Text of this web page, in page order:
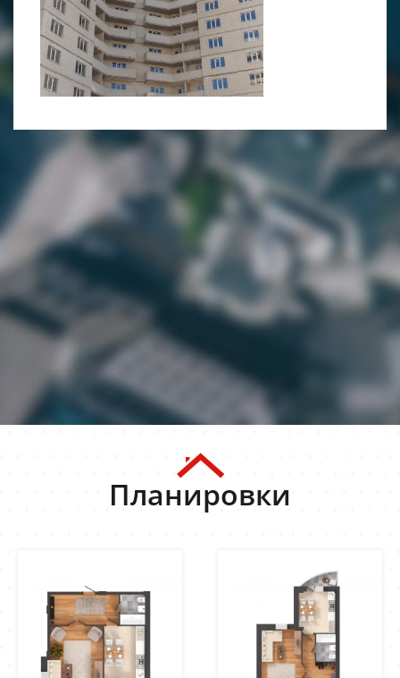
Планировки